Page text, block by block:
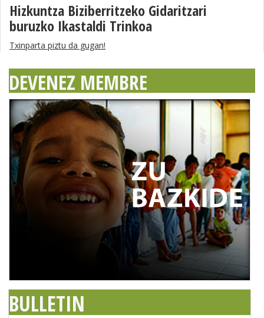
Hizkuntza Biziberritzeko Gidaritzari
buruzko Ikastaldi Trinkoa
Txinparta piztu da gugan!
DEVENEZ MEMBRE
BULLETIN